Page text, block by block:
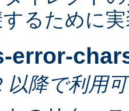
るために
error-
以降で利用